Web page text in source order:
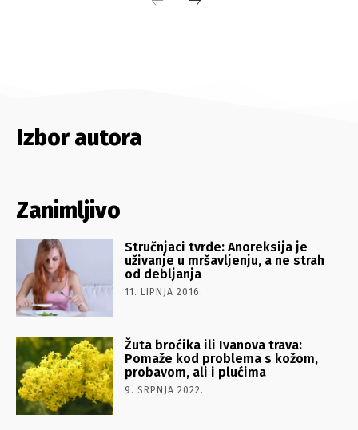
Izbor autora
Zanimljivo
Stručnjaci tvrde: Anoreksija je
uživanje u mršavljenju, a ne strah
od debljanja
11. LIPNJA 2016.
Žuta broćika ili Ivanova trava:
Pomaže kod problema s kožom,
probavom, ali i plućima
9. SRPNJA 2022.